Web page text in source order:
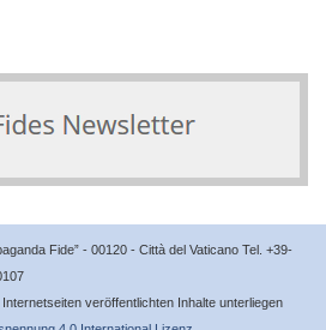
Fide” - 00120 - Città del Vaticano Tel. +39-
veröffentlichten Inhalte unterliegen